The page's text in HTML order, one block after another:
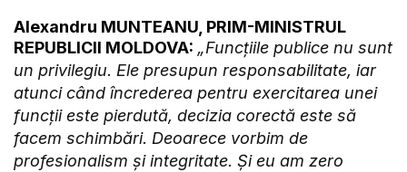
Alexandru MUNTEANU, PRIM-MINISTRUL
REPUBLICII MOLDOVA: „Funcțiile publice nu sunt
un privilegiu. Ele presupun responsabilitate, iar
atunci când încrederea pentru exercitarea unei
funcții este pierdută, decizia corectă este să
facem schimbări. Deoarece vorbim de
profesionalism și integritate. Și eu am zero